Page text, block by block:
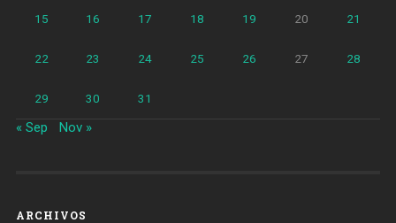
15 16 17 18 19 20 21
22 23 24 25 26 27 28
29 30 31
« Sep Nov »
ARCHIVOS